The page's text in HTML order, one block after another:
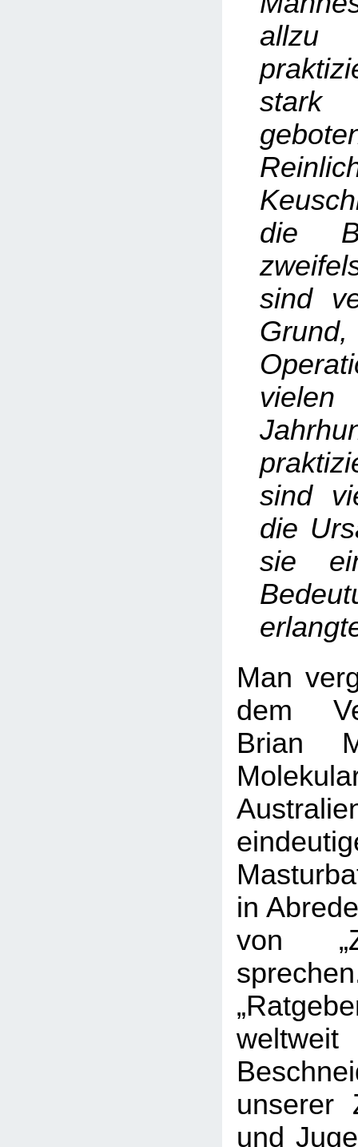
die
sind
vielen
sind
die
sie
Man
dem
Brian
in
von
unserer
und